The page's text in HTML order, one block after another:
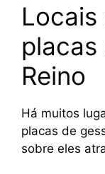
Locais
placas
Reino
Há muitos
placas de
sobre eles